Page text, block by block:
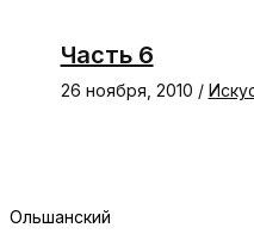
Часть 6
26 ноября, 2010 /
Ольшанский